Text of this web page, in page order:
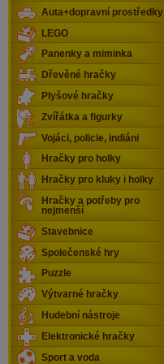
Auta+dopravní prostředky
LEGO
Panenky a miminka
Dřevěné hračky
Plyšové hračky
Zvířátka a figurky
Vojáci, policie, indiáni
Hračky pro holky
Hračky pro kluky i holky
Hračky a potřeby pro
nejmenší
Stavebnice
Společenské hry
Puzzle
Výtvarné hračky
Hudební nástroje
Elektronické hračky
Sport a voda